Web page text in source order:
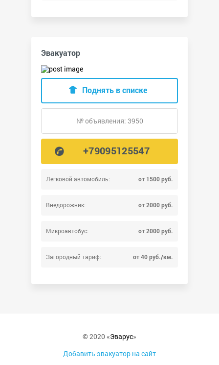
Эвакуатор
Легковой автомобиль: от 1500 руб.
Внедорожник: от 2000 руб.
Микроавтобус: от 2000 руб.
Загородный тариф: от 40 руб./км.
Поднять в списке
№ объявления: 3950
+79095125547
© 2020 «Эварус»
Добавить эвакуатор на сайт